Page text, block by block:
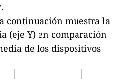
continuación muestra la
(eje Y) en comparación
de los dispositivos